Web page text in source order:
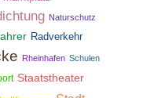
Naturschutz
Radverkehr
Rheinhafen Schulen
Staatstheater